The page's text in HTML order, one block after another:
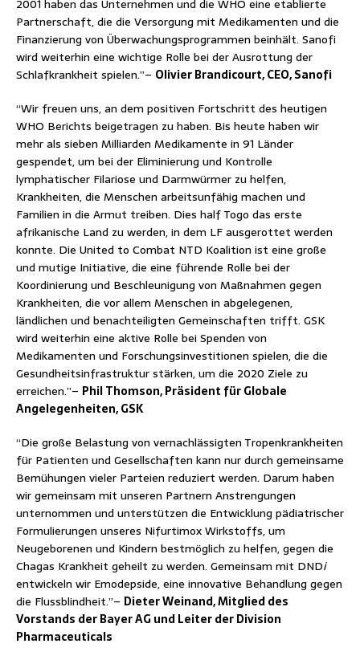
2001 haben das Unternehmen und die WHO eine etablierte
Partnerschaft, die die Versorgung mit Medikamenten und die
Finanzierung von Überwachungsprogrammen beinhält. Sanofi
wird weiterhin eine wichtige Rolle bei der Ausrottung der
Schlafkrankheit spielen.”– Olivier Brandicourt, CEO, Sanofi
“Wir freuen uns, an dem positiven Fortschritt des heutigen
WHO Berichts beigetragen zu haben. Bis heute haben wir
mehr als sieben Milliarden Medikamente in 91 Länder
gespendet, um bei der Eliminierung und Kontrolle
lymphatischer Filariose und Darmwürmer zu helfen,
Krankheiten, die Menschen arbeitsunfähig machen und
Familien in die Armut treiben. Dies half Togo das erste
afrikanische Land zu werden, in dem LF ausgerottet werden
konnte. Die United to Combat NTD Koalition ist eine große
und mutige Initiative, die eine führende Rolle bei der
Koordinierung und Beschleunigung von Maßnahmen gegen
Krankheiten, die vor allem Menschen in abgelegenen,
ländlichen und benachteiligten Gemeinschaften trifft. GSK
wird weiterhin eine aktive Rolle bei Spenden von
Medikamenten und Forschungsinvestitionen spielen, die die
Gesundheitsinfrastruktur stärken, um die 2020 Ziele zu
erreichen.”– Phil Thomson, Präsident für Globale
Angelegenheiten, GSK
“Die große Belastung von vernachlässigten Tropenkrankheiten
für Patienten und Gesellschaften kann nur durch gemeinsame
Bemühungen vieler Parteien reduziert werden. Darum haben
wir gemeinsam mit unseren Partnern Anstrengungen
unternommen und unterstützen die Entwicklung pädiatrischer
Formulierungen unseres Nifurtimox Wirkstoffs, um
Neugeborenen und Kindern bestmöglich zu helfen, gegen die
Chagas Krankheit geheilt zu werden. Gemeinsam mit DNDi
entwickeln wir Emodepside, eine innovative Behandlung gegen
die Flussblindheit.”– Dieter Weinand, Mitglied des
Vorstands der Bayer AG und Leiter der Division
Pharmaceuticals